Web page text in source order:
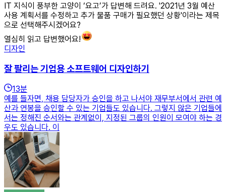
IT 지식이 풍부한 고양이 ‘요고’가 답변해 드려요. '2021년 3월 예산
사용 계획서를 수정하고 추가 물품 구매가 필요했던 상황'이라는 제목
으로 선택해주시겠어요?
열심히 읽고 답변했어요!
디자인
잘 팔리는 기업용 소프트웨어 디자인하기
13분
예를 들자면, 채용 담당자가 승인을 하고 나서야 재무부서에서 관련 예
산과 연봉을 승인할 수 있는 기업들도 있습니다. 그렇지 않은 기업들에
서는 정해진 순서와는 관계없이, 지정된 그룹의 인원이 모여야 하는 경
우도 있습니다. 이